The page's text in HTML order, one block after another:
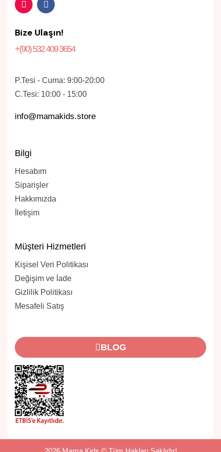
Bize Ulaşın!
+(90) 532 409 3654
P.Tesi - Cuma: 9:00-20:00
C.Tesi: 10:00 - 15:00
info@mamakids.store
Bilgi
Hesabım
Siparişler
Hakkımızda
İletişim
Müşteri Hizmetleri
Kişisel Veri Politikası
Değişim ve İade
Gizlilik Politikası
Mesafeli Satış
BLOG